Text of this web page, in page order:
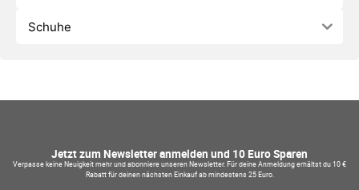
Schuhe
Jetzt zum Newsletter anmelden und 10 Euro Sparen
Verpasse keine Neuigkeit mehr und abonniere unseren Newsletter. Für deine Anmeldung erhältst du 10 €
Rabatt für deinen nächsten Einkauf ab mindestens 25 Euro.